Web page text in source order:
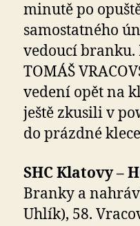
minutě po
samostatného
vedoucí branku.
TOMÁŠ
vedení opět na
ještě zkusili v
do prázdné
SHC Klatovy –
Branky a
Uhlík), 58.